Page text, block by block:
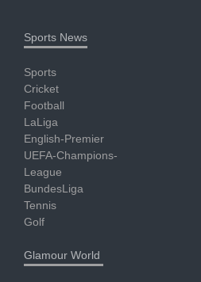
Sports News
Sports
Cricket
Football
LaLiga
English-Premier
UEFA-Champions-
League
BundesLiga
Tennis
Golf
Glamour World